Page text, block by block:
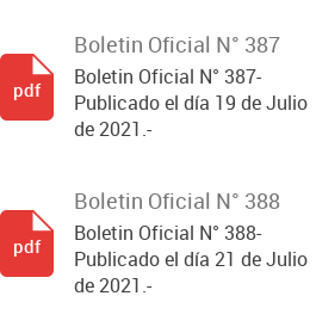
Boletin Oficial N° 387
Boletin Oficial N° 387-
Publicado el día 19 de Julio
de 2021.-
pdf
Boletin Oficial N° 388
Boletin Oficial N° 388-
Publicado el día 21 de Julio
de 2021.-
pdf